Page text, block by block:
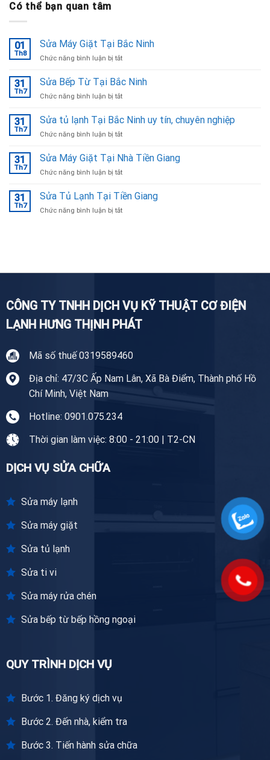
Có thể bạn quan tâm
01
Th8
Sửa Máy Giặt Tại Bắc Ninh
Chức năng bình luận bị tắtở
Máy
Tại
Ninh
31
Th7
Sửa Bếp Từ Tại Bắc Ninh
Chức năng bình luận bị tắtở
Bếp
Tại
Ninh
31
Th7
Sửa tủ lạnh Tại Bắc Ninh uy tín, chuyên nghiệp
Chức năng bình luận bị tắtở
tủ
Tại
Ninh
31
Th7
Sửa Máy Giặt Tại Nhà Tiền Giang
Chức năng bình luận bị tắtở
Máy
Giặt
Tại
31
Th7
Sửa Tủ Lạnh Tại Tiền Giang
Chức năng bình luận bị tắtở
Giang
CÔNG TY TNHH DỊCH VỤ KỸ THUẬT CƠ ĐIỆN
LẠNH HƯNG THỊNH PHÁT
Mã số thuế 0319589460
Địa chỉ: 47/3C Ấp Nam Lân, Xã Bà Điểm, Thành phố Hồ
Chí Minh, Việt Nam
Hotline: 0901.075.234
Thời gian làm việc: 8:00 - 21:00 | T2-CN
DỊCH VỤ SỬA CHỮA
Sửa máy lạnh
Sửa máy giặt
Sửa tủ lạnh
Sửa ti vi
Sửa máy rửa chén
Sửa bếp từ bếp hồng ngoại
QUY TRÌNH DỊCH VỤ
Bước 1. Đăng ký dịch vụ
Bước 2. Đến nhà, kiểm tra
Bước 3. Tiến hành sửa chữa